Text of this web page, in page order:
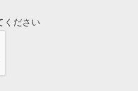
ください